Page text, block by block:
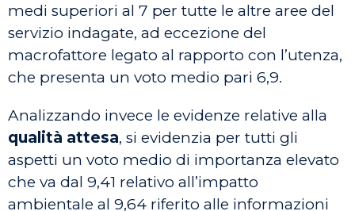
medi superiori al 7 per tutte le altre aree del
servizio indagate, ad eccezione del
macrofattore legato al rapporto con l’utenza,
che presenta un voto medio pari 6,9.
Analizzando invece le evidenze relative alla
qualità attesa, si evidenzia per tutti gli
aspetti un voto medio di importanza elevato
che va dal 9,41 relativo all’impatto
ambientale al 9,64 riferito alle informazioni